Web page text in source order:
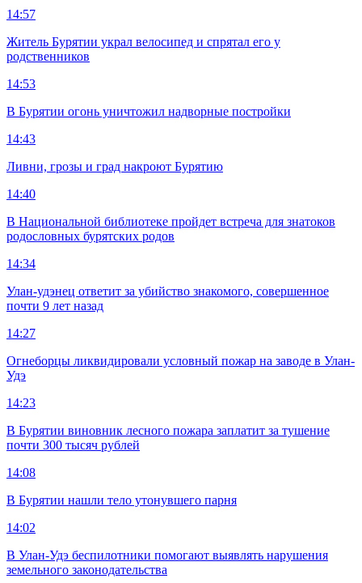
14:57
Житель Бурятии украл велосипед и спрятал его у
родственников
14:53
В Бурятии огонь уничтожил надворные постройки
14:43
Ливни, грозы и град накроют Бурятию
14:40
В Национальной библиотеке пройдет встреча для знатоков
родословных бурятских родов
14:34
Улан-удэнец ответит за убийство знакомого, совершенное
почти 9 лет назад
14:27
Огнеборцы ликвидировали условный пожар на заводе в Улан-
Удэ
14:23
В Бурятии виновник лесного пожара заплатит за тушение
почти 300 тысяч рублей
14:08
В Бурятии нашли тело утонувшего парня
14:02
В Улан-Удэ беспилотники помогают выявлять нарушения
земельного законодательства